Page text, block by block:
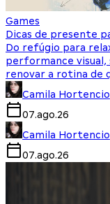
Games
Dicas de presente
Do refúgio para
performance visual,
renovar a rotina de
Camila Hortencio
07.ago.26
Camila Hortencio
07.ago.26